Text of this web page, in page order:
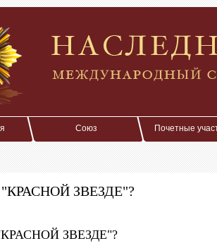
Союз Почетные
ЗВЕЗДЕ"?
ЗВЕЗДЕ"?